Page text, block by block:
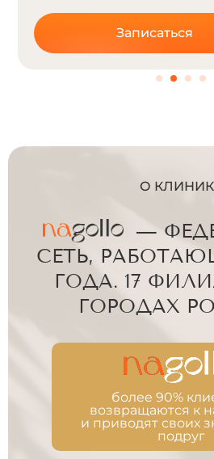
Записаться
О
—
СЕТЬ,
ГОДА. 17
ГОРОДАХ
более 90%
возвращаются к
и приводят своих
подруг